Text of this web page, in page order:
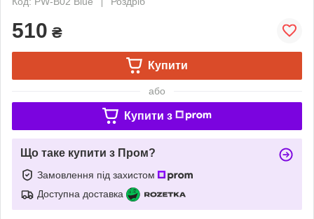
510 ₴
Купити
або
Купити з
Що таке купити з Пром?
Замовлення під захистом
Доступна доставка